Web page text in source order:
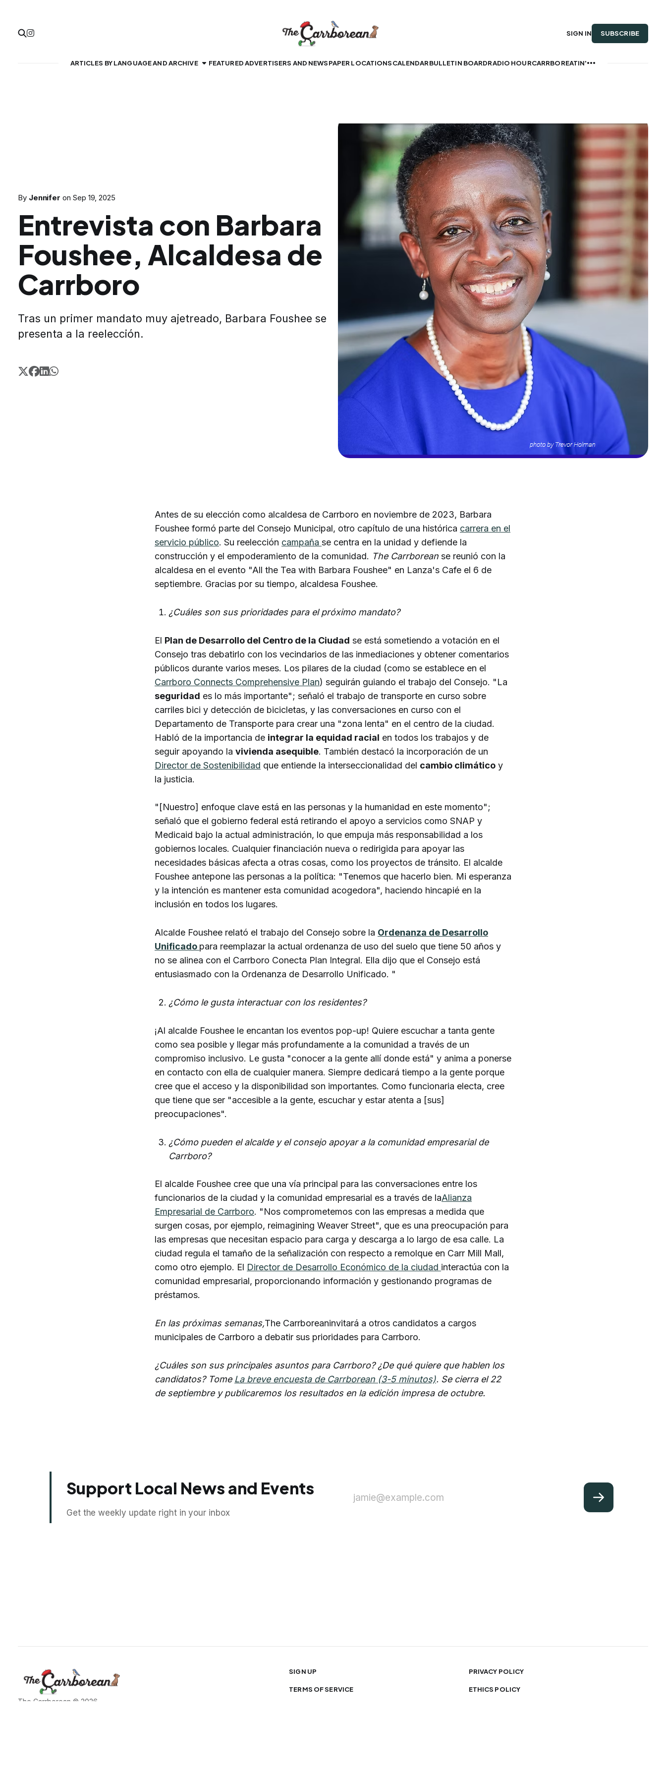
ARTICLES BY LANGUAGE AND ARCHIVE FEATURED ADVERTISERS AND NEWSPAPER LOCATIONSCALENDARBULLETIN BOARDRADIO HOURCARRBOREATIN'
SIGN IN SUBSCRIBE
By Jennifer on Sep 19, 2025
Entrevista con Barbara
Foushee, Alcaldesa de
Carrboro
Tras un primer mandato muy ajetreado, Barbara Foushee se
presenta a la reelección.
Antes de su elección como alcaldesa de Carrboro en noviembre de 2023, Barbara
Foushee formó parte del Consejo Municipal, otro capítulo de una histórica carrera en el
servicio público. Su reelección campaña se centra en la unidad y defiende la
construcción y el empoderamiento de la comunidad. The Carrborean se reunió con la
alcaldesa en el evento "All the Tea with Barbara Foushee" en Lanza's Cafe el 6 de
septiembre. Gracias por su tiempo, alcaldesa Foushee.
¿Cuáles son sus prioridades para el próximo mandato?
El Plan de Desarrollo del Centro de la Ciudad se está sometiendo a votación en el
Consejo tras debatirlo con los vecindarios de las inmediaciones y obtener comentarios
públicos durante varios meses. Los pilares de la ciudad (como se establece en el
Carrboro Connects Comprehensive Plan) seguirán guiando el trabajo del Consejo. "La
seguridad es lo más importante"; señaló el trabajo de transporte en curso sobre
carriles bici y detección de bicicletas, y las conversaciones en curso con el
Departamento de Transporte para crear una "zona lenta" en el centro de la ciudad.
Habló de la importancia de integrar la equidad racial en todos los trabajos y de
seguir apoyando la vivienda asequible. También destacó la incorporación de un
Director de Sostenibilidad que entiende la interseccionalidad del cambio climático y
la justicia.
"[Nuestro] enfoque clave está en las personas y la humanidad en este momento";
señaló que el gobierno federal está retirando el apoyo a servicios como SNAP y
Medicaid bajo la actual administración, lo que empuja más responsabilidad a los
gobiernos locales. Cualquier financiación nueva o redirigida para apoyar las
necesidades básicas afecta a otras cosas, como los proyectos de tránsito. El alcalde
Foushee antepone las personas a la política: "Tenemos que hacerlo bien. Mi esperanza
y la intención es mantener esta comunidad acogedora", haciendo hincapié en la
inclusión en todos los lugares.
Alcalde Foushee relató el trabajo del Consejo sobre la Ordenanza de Desarrollo
Unificado para reemplazar la actual ordenanza de uso del suelo que tiene 50 años y
no se alinea con el Carrboro Conecta Plan Integral. Ella dijo que el Consejo está
entusiasmado con la Ordenanza de Desarrollo Unificado. "
¿Cómo le gusta interactuar con los residentes?
¡Al alcalde Foushee le encantan los eventos pop-up! Quiere escuchar a tanta gente
como sea posible y llegar más profundamente a la comunidad a través de un
compromiso inclusivo. Le gusta "conocer a la gente allí donde está" y anima a ponerse
en contacto con ella de cualquier manera. Siempre dedicará tiempo a la gente porque
cree que el acceso y la disponibilidad son importantes. Como funcionaria electa, cree
que tiene que ser "accesible a la gente, escuchar y estar atenta a [sus]
preocupaciones".
¿Cómo pueden el alcalde y el consejo apoyar a la comunidad empresarial de
Carrboro?
El alcalde Foushee cree que una vía principal para las conversaciones entre los
funcionarios de la ciudad y la comunidad empresarial es a través de laAlianza
Empresarial de Carrboro. "Nos comprometemos con las empresas a medida que
surgen cosas, por ejemplo, reimagining Weaver Street", que es una preocupación para
las empresas que necesitan espacio para carga y descarga a lo largo de esa calle. La
ciudad regula el tamaño de la señalización con respecto a remolque en Carr Mill Mall,
como otro ejemplo. El Director de Desarrollo Económico de la ciudad interactúa con la
comunidad empresarial, proporcionando información y gestionando programas de
préstamos.
En las próximas semanas,The Carrboreaninvitará a otros candidatos a cargos
municipales de Carrboro a debatir sus prioridades para Carrboro.
¿Cuáles son sus principales asuntos para Carrboro? ¿De qué quiere que hablen los
candidatos? Tome La breve encuesta de Carrborean (3-5 minutos). Se cierra el 22
de septiembre y publicaremos los resultados en la edición impresa de octubre.
Support Local News and Events
Get the weekly update right in your inbox
jamie@example.com
The Carrborean © 2026
SIGN UP PRIVACY POLICY
TERMS OF SERVICE ETHICS POLICY